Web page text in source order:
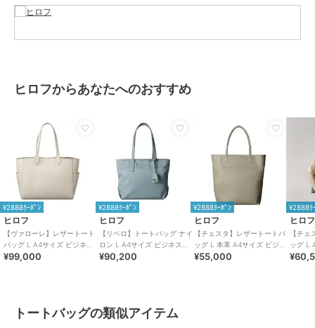
イタリア語で「生命力」を意味するVITALE（ヴィターレ）。
ループ。
※商品ご購入時にお渡しするお買上げ証明書にお取り扱い上のご注意
とお手入れについての表示がございますのでよくお読みください。
※照明の関係により、実際よりも色味が違って見える場合がありま
す。また、パソコン・スマートフォンなどの環境により、若干製品と
画像のカラーが異なる場合もございます。
重量:約665g(サンプルサイズ)
商品カテゴリ バッグ ／トートバッグ
ヒロフからあなたへのおすすめ
¥2888ｸｰﾎﾟﾝ
ヒロフ
【ヴァローレ】レザートート
バッグ L A4サイズ ビジネス
バッグ本革（商品番号：P25-
¥99,000
¥2888ｸｰﾎﾟﾝ
ヒロフ
【リベロ】トートバッグ ナイ
ロン L A4サイズ ビジネスバ
ッグ（商品番号：P25-
¥90,200
¥2888ｸｰﾎﾟﾝ
ヒロフ
【チェスタ】レザートートバ
ッグ L 本革 A4サイズ ビジネ
スバッグ（商品番号：P25-
¥55,000
¥2888ｸ
ヒロフ
【チ
ッグ L
スバッ
トートバッグの類似アイテム